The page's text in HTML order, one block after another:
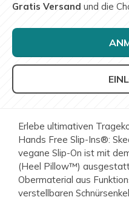
Gratis Versand und die
Erlebe ultimativen
Hands Free Slip-Ins®:
vegane Slip-On ist mit
(Heel Pillow™)
Obermaterial aus
verstellbaren